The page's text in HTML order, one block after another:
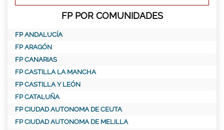
FP POR COMUNIDADES
FP ANDALUCÍA
FP ARAGÓN
FP CANARIAS
FP CASTILLA LA MANCHA
FP CASTILLA Y LEÓN
FP CATALUÑA
FP CIUDAD AUTONOMA DE CEUTA
FP CIUDAD AUTONOMA DE MELILLA